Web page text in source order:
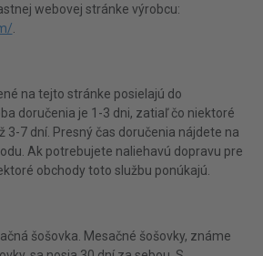
webovej stránke výrobcu:
.
na tejto stránke posielajú do
doručenia je 1-3 dni, zatiaľ čo niektoré
3-7 dní. Presný čas doručenia nájdete na
Ak potrebujete naliehavú dopravu pre
obchody toto službu ponúkajú.
šošovka. Mesačné šošovky, známe